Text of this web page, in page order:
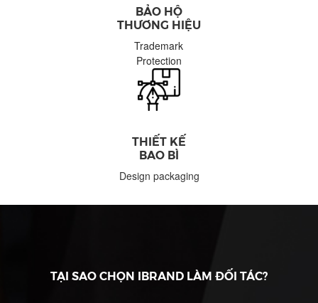
BẢO HỘ
THƯƠNG HIỆU
Trademark
Protection
THIẾT KẾ
BAO BÌ
Design packaging
TẠI SAO CHỌN IBRAND LÀM ĐỐI TÁC?